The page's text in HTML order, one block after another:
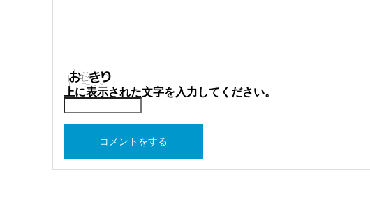
上に表示された文字を入力してください。